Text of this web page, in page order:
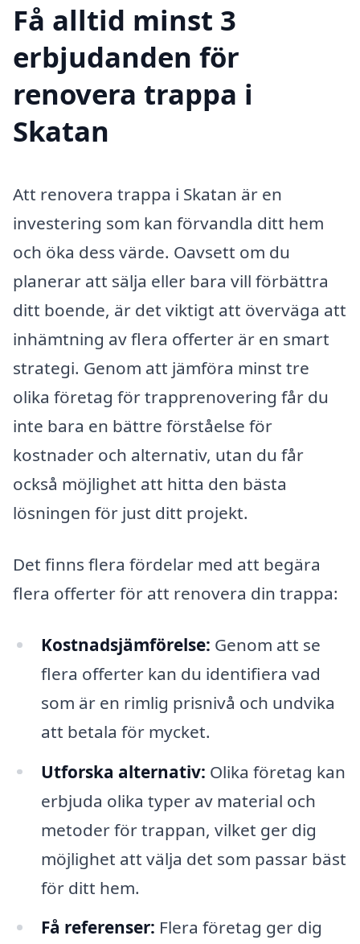
Få alltid minst 3
erbjudanden för
renovera trappa i
Skatan
Att renovera trappa i Skatan är en
investering som kan förvandla ditt hem
och öka dess värde. Oavsett om du
planerar att sälja eller bara vill förbättra
ditt boende, är det viktigt att överväga att
inhämtning av flera offerter är en smart
strategi. Genom att jämföra minst tre
olika företag för trapprenovering får du
inte bara en bättre förståelse för
kostnader och alternativ, utan du får
också möjlighet att hitta den bästa
lösningen för just ditt projekt.
Det finns flera fördelar med att begära
flera offerter för att renovera din trappa:
Kostnadsjämförelse: Genom att se
flera offerter kan du identifiera vad
som är en rimlig prisnivå och undvika
att betala för mycket.
Utforska alternativ: Olika företag kan
erbjuda olika typer av material och
metoder för trappan, vilket ger dig
möjlighet att välja det som passar bäst
för ditt hem.
Få referenser: Flera företag ger dig